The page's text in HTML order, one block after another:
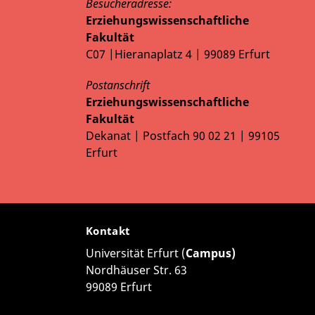
Besucheradresse:
Erziehungswissenschaftliche
Fakultät
C07 |Hieranaplatz 4 | 99089 Erfurt
Postanschrift
Erziehungswissenschaftliche
Fakultät
Dekanat | Postfach 90 02 21 | 99105
Erfurt
Kontakt
Universität Erfurt (Campus)
Nordhäuser Str. 63
99089 Erfurt